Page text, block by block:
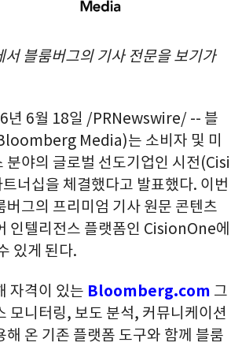
블룸버그의 기사 전문을 보기가
년 6월 18일 /PRNewswire/ -- 블
Media)는 소비자 및 미
분야의 글로벌 선도기업인 시전(Cisi
너십을 체결했다고 발표했다. 이번
버그의 프리미엄 기사 원문 콘텐츠
인텔리전스 플랫폼인 CisionOne에
있게 된다.
자격이 있는 Bloomberg.com 그
모니터링, 보도 분석, 커뮤니케이션
해 온 기존 플랫폼 도구와 함께 블룸